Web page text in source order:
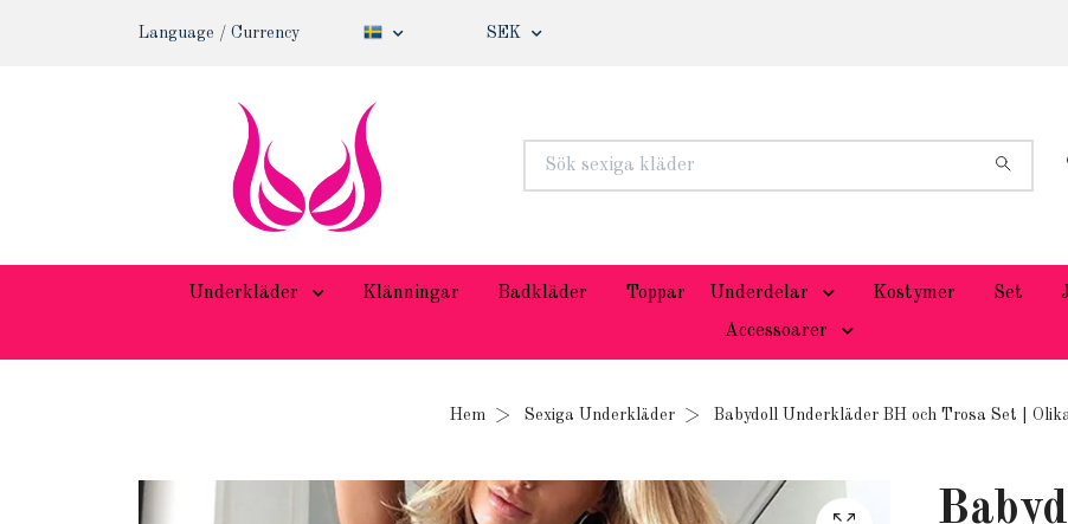
Language / Currency SEK
Underkläder Klänningar Badkläder Toppar Underdelar Kostymer Set
Accessoarer
Hem Sexiga Underkläder Babydoll Underkläder BH och Trosa Set |